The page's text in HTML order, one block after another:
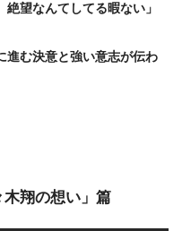
望なんてしてる暇ない」
進む決意と強い意志が伝わ
翔の想い」篇